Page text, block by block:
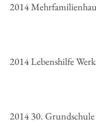
2014
2014 Lebenshilfe
2014 30. Grundschule